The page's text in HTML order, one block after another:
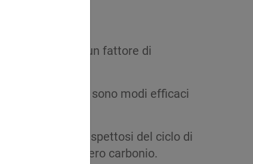
essere un fattore di
circolare sono modi efficaci
e quindi più rispettosi del ciclo di
percorso a zero carbonio.